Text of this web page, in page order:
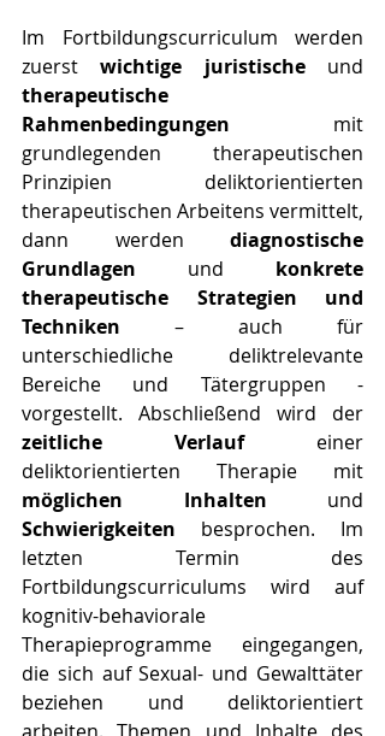
Im Fortbildungscurriculum werden
zuerst wichtige juristische
therapeutische
Rahmenbedingungen mit
grundlegenden therapeutischen
Prinzipien deliktorientierten
therapeutischen Arbeitens vermittelt,
dann werden diagnostische
Grundlagen und konkrete
therapeutische Strategien und
Techniken – auch für
unterschiedliche deliktrelevante
Bereiche und Tätergruppen -
zeitliche Verlauf einer
möglichen Inhalten
Schwierigkeiten besprochen. Im
letzten Termin des
Fortbildungscurriculums wird auf
kognitiv-behaviorale
Therapieprogramme eingegangen,
die sich auf Sexual- und Gewalttäter
beziehen und deliktorientiert